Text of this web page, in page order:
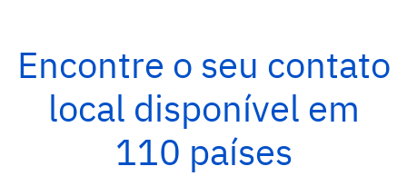
Encontre o seu contato
local disponível em
110 países